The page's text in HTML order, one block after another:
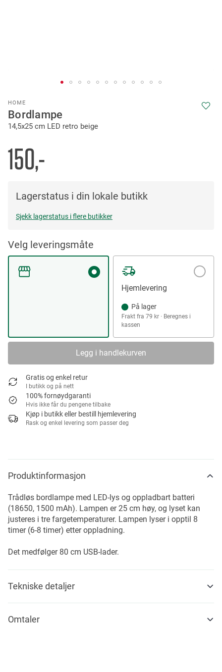
HOME
Bordlampe
14,5x25 cm LED retro beige
150,-
Lagerstatus i din lokale butikk
Sjekk lagerstatus i flere butikker
Velg leveringsmåte
Hjemlevering
På lager
Frakt fra 79 kr · Beregnes i
kassen
Legg i handlekurven
Gratis og enkel retur
I butikk og på nett
100% fornøydgaranti
Hvis ikke får du pengene tilbake
Kjøp i butikk eller bestill hjemlevering
Rask og enkel levering som passer deg
to
the
beginning
the
images
gallery
Produktinformasjon
Trådløs bordlampe med LED-lys og oppladbart batteri
(18650, 1500 mAh). Lampen er 25 cm høy, og lyset kan
justeres i tre fargetemperaturer. Lampen lyser i opptil 8
timer (6-8 timer) etter oppladning.
Det medfølger 80 cm USB-lader.
Tekniske detaljer
Omtaler